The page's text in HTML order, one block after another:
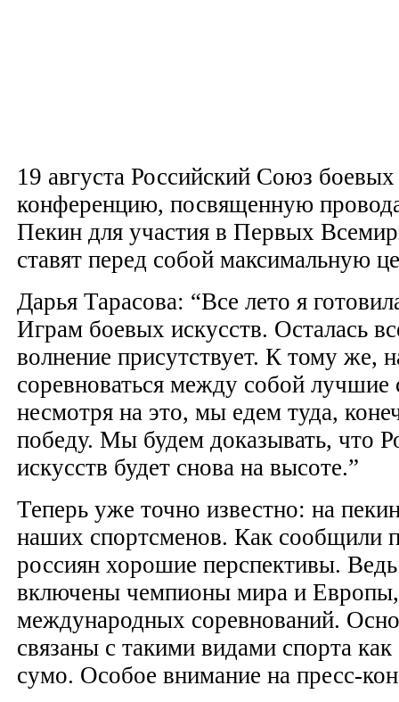
19 августа Российский Союз
конференцию, посвященную
Пекин для участия в Первых
ставят перед собой максимальную
Дарья Тарасова: “Все лето я
Играм боевых искусств. Осталась
волнение присутствует. К тому же,
соревноваться между собой
несмотря на это, мы едем туда,
победу. Мы будем доказывать, что
искусств будет снова на высоте.”
Теперь уже точно известно: на
наших спортсменов. Как сообщили
россиян хорошие перспективы. Ведь
включены чемпионы мира и
международных соревнований.
связаны с такими видами спорта
сумо. Особое внимание на пресс-